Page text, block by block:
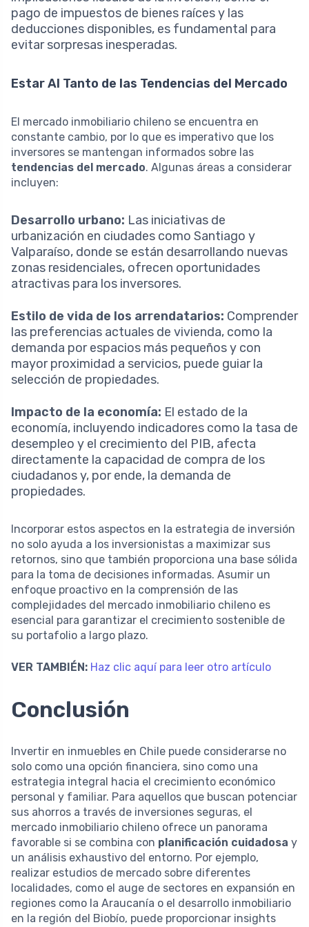
pago de impuestos de bienes raíces y las
deducciones disponibles, es fundamental para
evitar sorpresas inesperadas.
Estar Al Tanto de las Tendencias del Mercado
El mercado inmobiliario chileno se encuentra en
constante cambio, por lo que es imperativo que los
inversores se mantengan informados sobre las
tendencias del mercado. Algunas áreas a considerar
incluyen:
Desarrollo urbano: Las iniciativas de
urbanización en ciudades como Santiago y
Valparaíso, donde se están desarrollando nuevas
zonas residenciales, ofrecen oportunidades
atractivas para los inversores.
Estilo de vida de los arrendatarios: Comprender
las preferencias actuales de vivienda, como la
demanda por espacios más pequeños y con
mayor proximidad a servicios, puede guiar la
selección de propiedades.
Impacto de la economía: El estado de la
economía, incluyendo indicadores como la tasa de
desempleo y el crecimiento del PIB, afecta
directamente la capacidad de compra de los
ciudadanos y, por ende, la demanda de
propiedades.
Incorporar estos aspectos en la estrategia de inversión
no solo ayuda a los inversionistas a maximizar sus
retornos, sino que también proporciona una base sólida
para la toma de decisiones informadas. Asumir un
enfoque proactivo en la comprensión de las
complejidades del mercado inmobiliario chileno es
esencial para garantizar el crecimiento sostenible de
su portafolio a largo plazo.
VER TAMBIÉN: Haz clic aquí para leer otro artículo
Conclusión
Invertir en inmuebles en Chile puede considerarse no
solo como una opción financiera, sino como una
estrategia integral hacia el crecimiento económico
personal y familiar. Para aquellos que buscan potenciar
sus ahorros a través de inversiones seguras, el
mercado inmobiliario chileno ofrece un panorama
favorable si se combina con planificación cuidadosa y
un análisis exhaustivo del entorno. Por ejemplo,
realizar estudios de mercado sobre diferentes
localidades, como el auge de sectores en expansión en
regiones como la Araucanía o el desarrollo inmobiliario
en la región del Biobío, puede proporcionar insights